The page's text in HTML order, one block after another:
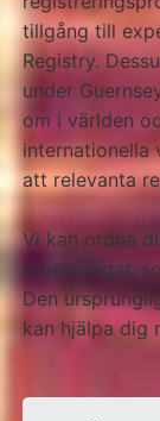
tillgång till
Registry.
under
om i världen
internationella
att relevanta
Vi kan ordna
arbetsdagar,
Den
kan hjälpa dig